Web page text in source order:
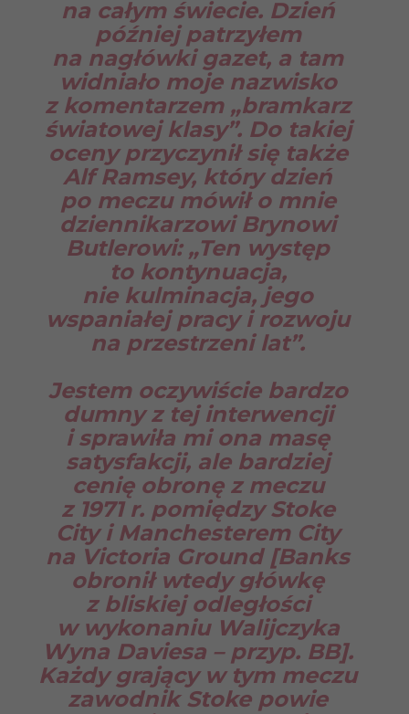
na całym świecie. Dzień
później patrzyłem
na nagłówki gazet, a tam
widniało moje nazwisko
z komentarzem „bramkarz
światowej klasy”. Do takiej
oceny przyczynił się także
Alf Ramsey, który dzień
po meczu mówił o mnie
dziennikarzowi Brynowi
Butlerowi: „Ten występ
to kontynuacja,
nie kulminacja, jego
wspaniałej pracy i rozwoju
na przestrzeni lat”.
Jestem oczywiście bardzo
dumny z tej interwencji
i sprawiła mi ona masę
satysfakcji, ale bardziej
cenię obronę z meczu
z 1971 r. pomiędzy Stoke
City i Manchesterem City
na Victoria Ground [Banks
obronił wtedy główkę
z bliskiej odległości
w wykonaniu Walijczyka
Wyna Daviesa – przyp. BB].
Każdy grający w tym meczu
zawodnik Stoke powie